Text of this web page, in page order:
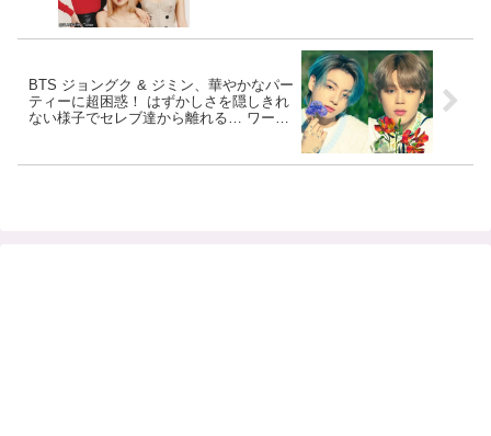
BTS ジョングク & ジミン、華やかなパー
ティーに超困惑！ はずかしさを隠しきれ
ない様子でセレブ達から離れる… ワール